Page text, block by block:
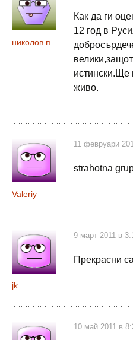
николов п.
Как да ги
12 год в
живо.
Valeriy
11 февруари
strahotna
jk
9 март 2011 в
Прекрасни
10 май 2011 в